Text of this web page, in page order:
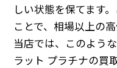
しい状態を保てます
ことで、相場以上の
当店では、このよう
ラット プラチナの買